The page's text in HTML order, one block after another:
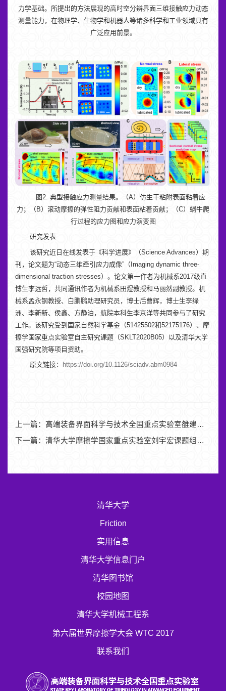
力学基础。所提出的方法展现的高时空分辨界面三维接触应力动态
测量能力，在物理学、生物学和机器人等诸多科学和工业领域具有
广泛应用前景。
图2. 典型接触应力测量结果。（A）仿生干粘附表面粘着应
力；（B）滚动摩擦的弹性阻力贡献和表面粘着贡献；（C）蜗牛爬
行过程的应力图和应力演变图
研究发表
该研究近日在线发表于《科学进展》（Science Advances）期
刊，论文题为“动态三维牵引应力成像”（Imaging dynamic three-
dimensional traction stresses）。论文第一作者为机械系2017级直
博生李远哲，共同通讯作者为机械系田煜教授和马丽然副教授。机
械系孟永钢教授、白鹏鹏助理研究员，博士后曹辉，博士生李绿
洲、李新新、侯鑫、方静泊，航院本科生李京洋等共同参与了研究
工作。该研究受到国家自然科学基金（51425502和52175176）、摩
擦学国家重点实验室自主研究课题（SKLT2020B05）以及清华大学
国强研究院等项目资助。
原文链接： https://doi.org/10.1126/sciadv.abm0984
上一篇： 高端装备界面科学与技术全国重点实验室雒建斌、刘大猛课题组在超快能量耗散领域取得重要进展
下一篇： 清华大学摩擦学国家重点实验室刘宇宏课题组揭示金属有机框架的表面结构与超滑性能间的构效关系
清华大学
Friction
实用信息
清华大学信息门户
清华图书馆
校园地图
清华大学机械工程系
第六届世界摩擦学大会 WTC 2017
联系我们